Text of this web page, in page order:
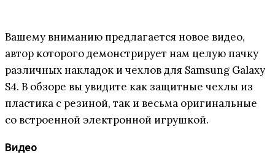
Вашему вниманию предлагается новое видео,
автор которого демонстрирует нам целую пачку
различных накладок и чехлов для Samsung Galaxy
S4. В обзоре вы увидите как защитные чехлы из
пластика с резиной, так и весьма оригинальные
со встроенной электронной игрушкой.
Видео